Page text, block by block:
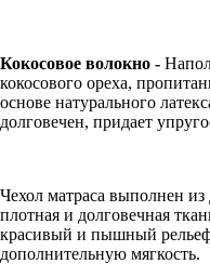
Кокосовое волокно -
кокосового ореха,
основе натурального
долговечен, придает
Чехол матраса выполнен из
плотная и долговечная
красивый и пышный
дополнительную мягкость.